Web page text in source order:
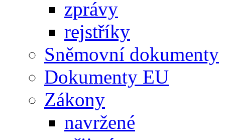
zprávy
rejstříky
Sněmovní dokumenty
Dokumenty EU
Zákony
navržené